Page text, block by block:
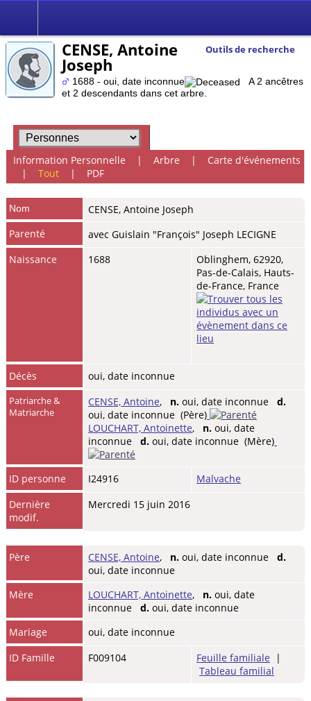
Outils de recherche
CENSE, Antoine
Joseph
1688 - oui, date inconnue
A 2 ancêtres
et 2 descendants dans cet arbre.
Information Personnelle | Arbre | Carte d'événements
| Tout| PDF
Nom CENSE, Antoine Joseph
Parenté
avec Guislain "François" Joseph LECIGNE
Naissance
1688
Oblinghem, 62920,
Pas-de-Calais, Hauts-
de-France, France
Décès oui, date inconnue
Patriarche &
Matriarche
CENSE, Antoine, n. oui, date inconnue d.
oui, date inconnue (Père)
LOUCHART, Antoinette, n. oui, date
inconnue d. oui, date inconnue (Mère)
ID personne I24916
Malvache
Dernière
modif.
Mercredi 15 juin 2016
Père CENSE, Antoine, n. oui, date inconnue d.
oui, date inconnue
Mère
LOUCHART, Antoinette, n. oui, date
inconnue d. oui, date inconnue
Mariage
oui, date inconnue
ID Famille
F009104 Feuille familiale |
Tableau familial